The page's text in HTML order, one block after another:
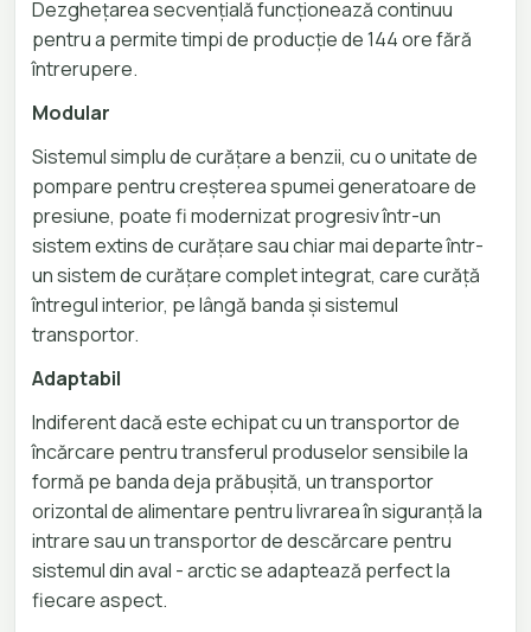
Dezghețarea secvențială funcționează continuu
pentru a permite timpi de producție de 144 ore fără
întrerupere.
Modular
Sistemul simplu de curățare a benzii, cu o unitate de
pompare pentru creșterea spumei generatoare de
presiune, poate fi modernizat progresiv într-un
sistem extins de curățare sau chiar mai departe într-
un sistem de curățare complet integrat, care curăță
întregul interior, pe lângă banda și sistemul
transportor.
Adaptabil
Indiferent dacă este echipat cu un transportor de
încărcare pentru transferul produselor sensibile la
formă pe banda deja prăbușită, un transportor
orizontal de alimentare pentru livrarea în siguranță la
intrare sau un transportor de descărcare pentru
sistemul din aval - arctic se adaptează perfect la
fiecare aspect.